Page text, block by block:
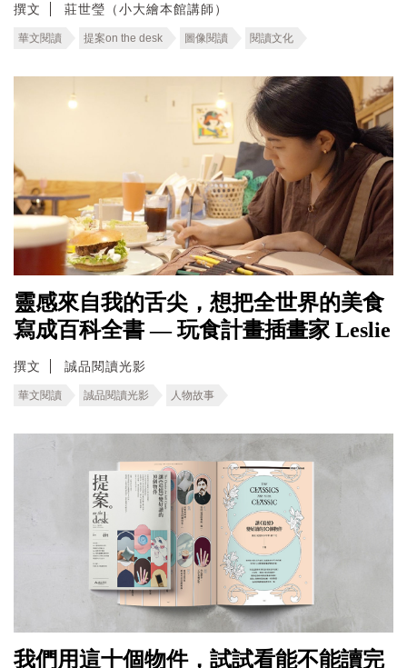
撰文 莊世瑩（小大繪本館講師）
華文閱讀 提案on the desk 圖像閱讀 閱讀文化
靈感來自我的舌尖，想把全世界的美食
寫成百科全書 — 玩食計畫插畫家 Leslie
撰文 誠品閱讀光影
華文閱讀 誠品閱讀光影 人物故事
我們用這十個物件，試試看能不能讀完